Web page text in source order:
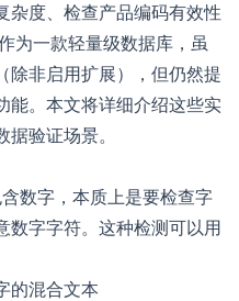
杂度、检查产品编码有效性
为一款轻量级数据库，虽
除非启用扩展），但仍然提
能。本文将详细介绍这些实
验证场景。
数字，本质上是要检查字
数字字符。这种检测可以用
的混合文本